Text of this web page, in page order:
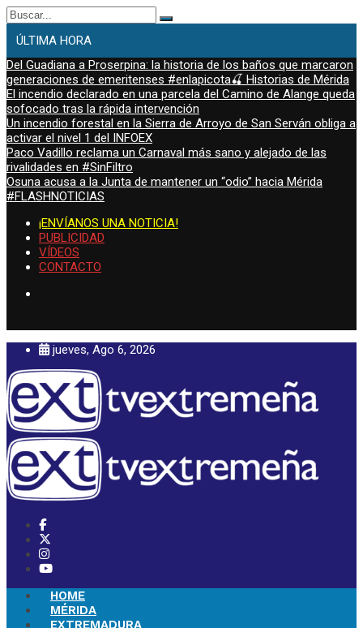
Buscar:
ÚLTIMA HORA
Del Guadiana a Proserpina: la historia de los baños que marcaron
generaciones de emeritenses #enlapicota🍒 Historias de Mérida
El incendio declarado en una parcela del Camino de Alange queda
sofocado tras la rápida intervención
Un incendio forestal en la Sierra de Arroyo de San Serván obliga a
activar el nivel 1 del INFOEX
Paco Vadillo reclama un Carnaval más sano y alejado de las
rivalidades en #SinFiltro
Osuna acusa a la Junta de mantener un “odio” hacia Mérida
#FLASHNOTICIAS
¡ENVÍANOS UNA NOTICIA!
PUBLICIDAD
VÍDEOS
CONTACTO
jueves, Ago 6, 2026
HOME
MÉRIDA
EXTREMADURA